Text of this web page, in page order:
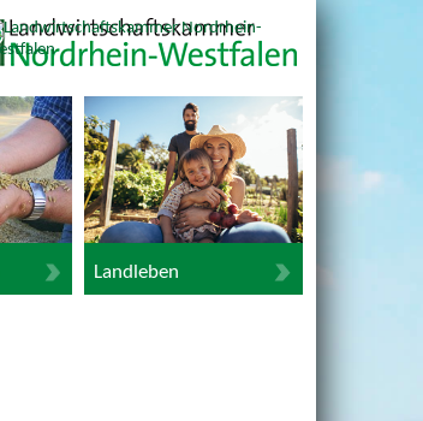
Landleben